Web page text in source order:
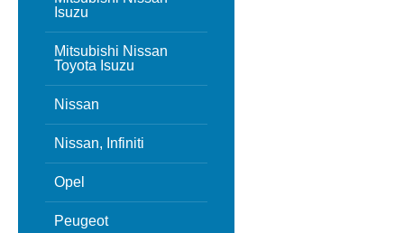
Isuzu
Mitsubishi Nissan
Toyota Isuzu
Nissan
Nissan, Infiniti
Opel
Peugeot